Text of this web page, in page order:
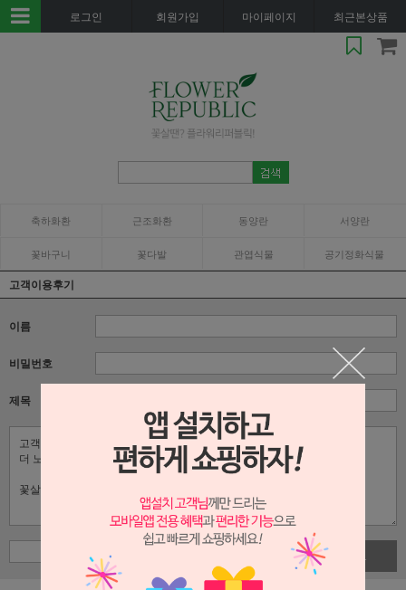
로그인 회원가입 마이페이지 최근본상품
축하화환 근조화환 동양란 서양란
꽃바구니 꽃다발 관엽식물 공기정화식물
고객이용후기
이름
비밀번호
제목
사진첨부